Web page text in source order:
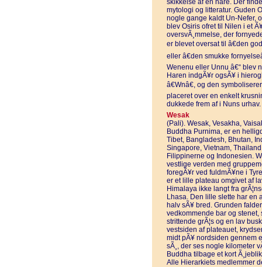
skikkelse af en hare. Der
mytologi og litteratur. Guden
nogle gange kaldt Un-Nefer,
blev Osiris ofret til Nilen i et
oversvÃ¸mmelse, der
er blevet oversat til â€den
eller â€den smukke
Wenenu eller Unnu â€“ blev
Haren indgÃ¥r ogsÃ¥ i
â€Wnâ€, og den
placeret over en enkelt
dukkede frem af i Nuns
Wesak
(Pali). Wesak, Vesakha,
Buddha Purnima, er en
Tibet, Bangladesh, Bhutan,
Singapore, Vietnam,
Filippinerne og Indonesien.
vestlige verden med
foregÃ¥r ved fuldmÃ¥ne i
er et lille plateau omgivet af
Himalaya ikke langt fra
Lhasa. Den lille slette har en
halv sÃ¥ bred. Grunden
vedkommende bar og stenet,
strittende grÃ¦s og en lav
vestsiden af plateauet,
midt pÃ¥ nordsiden gennem
sÃ¸, der ses nogle kilometer
Buddha tilbage et kort
Alle Hierarkiets medlemmer